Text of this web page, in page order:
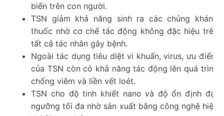
biến trên con người.
TSN giảm khả năng sinh ra các chủng kháng
thuốc nhờ cơ chế tác động không đặc hiệu trên
tất cả tác nhân gây bệnh.
Ngoài tác dụng tiêu diệt vi khuẩn, virus, ưu điểm
của TSN còn có khả năng tác động lên quá trình
chống viêm và liền vết loét.
TSN cho độ tinh khiết nano và độ ổn định đạt
ngưỡng tối đa nhờ sản xuất bằng công nghệ hiện